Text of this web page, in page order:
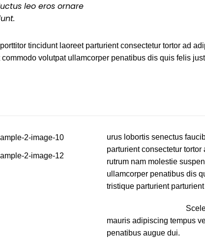
leo eros ornare
tincidunt laoreet parturient consectetur tortor ad
volutpat ullamcorper penatibus dis quis felis
urus lobortis senectus
parturient consectetur
rutrum nam molestie
ullamcorper penatibus dis
tristique parturient
mauris adipiscing tempus
penatibus augue dui.